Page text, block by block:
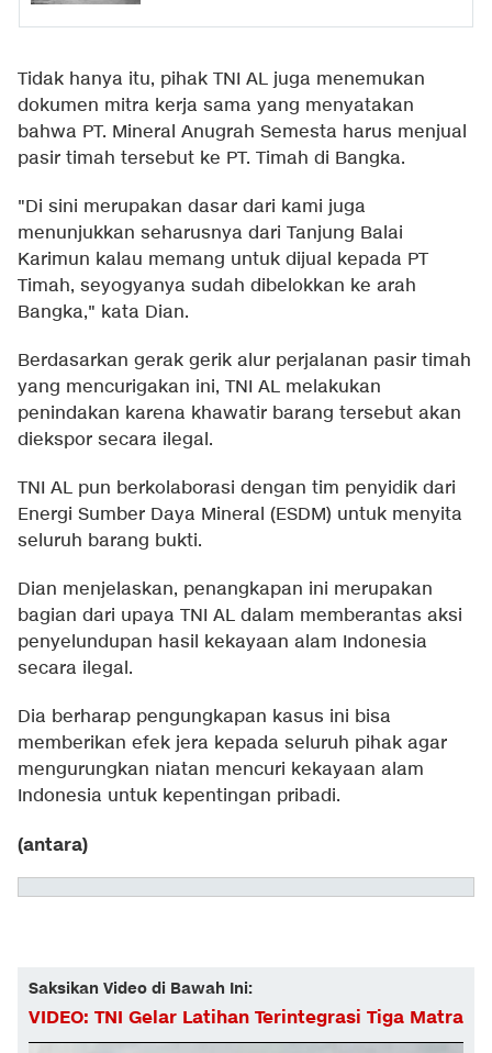
Tidak hanya itu, pihak TNI AL juga menemukan
dokumen mitra kerja sama yang menyatakan
bahwa PT. Mineral Anugrah Semesta harus menjual
pasir timah tersebut ke PT. Timah di Bangka.
"Di sini merupakan dasar dari kami juga
menunjukkan seharusnya dari Tanjung Balai
Karimun kalau memang untuk dijual kepada PT
Timah, seyogyanya sudah dibelokkan ke arah
Bangka," kata Dian.
Berdasarkan gerak gerik alur perjalanan pasir timah
yang mencurigakan ini, TNI AL melakukan
penindakan karena khawatir barang tersebut akan
diekspor secara ilegal.
TNI AL pun berkolaborasi dengan tim penyidik dari
Energi Sumber Daya Mineral (ESDM) untuk menyita
seluruh barang bukti.
Dian menjelaskan, penangkapan ini merupakan
bagian dari upaya TNI AL dalam memberantas aksi
penyelundupan hasil kekayaan alam Indonesia
secara ilegal.
Dia berharap pengungkapan kasus ini bisa
memberikan efek jera kepada seluruh pihak agar
mengurungkan niatan mencuri kekayaan alam
Indonesia untuk kepentingan pribadi.
(antara)
Saksikan Video di Bawah Ini:
VIDEO: TNI Gelar Latihan Terintegrasi Tiga Matra